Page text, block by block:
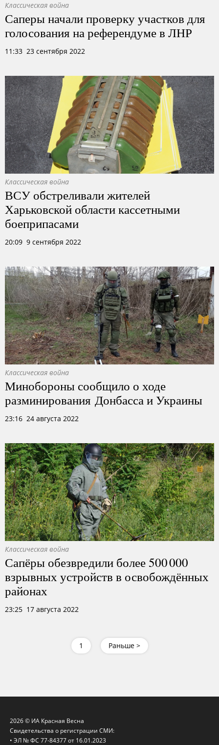
Классическая война
Саперы начали проверку участков для
голосования на референдуме в ЛНР
11:33 23 сентября 2022
Классическая война
ВСУ обстреливали жителей
Харьковской области кассетными
боеприпасами
20:09 9 сентября 2022
Классическая война
Минобороны сообщило о ходе
разминирования Донбасса и Украины
23:16 24 августа 2022
Классическая война
Сапёры обезвредили более 500 000
взрывных устройств в освобождённых
районах
23:25 17 августа 2022
1 Раньше >
2026 © ИА Красная Весна
Свидетельства о регистрации СМИ:
• ЭЛ № ФС 77-84377 от 16.01.2023